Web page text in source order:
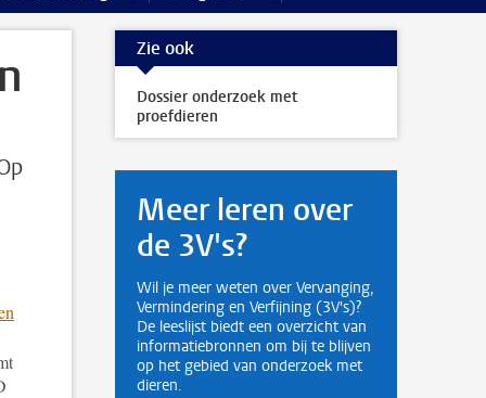
Zie ook
Dossier onderzoek met
proefdieren
Meer leren over
de 3V's?
Wil je meer weten over Vervanging,
Vermindering en Verfijning (3V's)?
De leeslijst biedt een overzicht van
informatiebronnen om bij te blijven
op het gebied van onderzoek met
dieren.